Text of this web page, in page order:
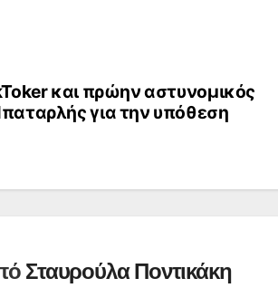
και πρώην αστυνομικός
για την υπόθεση
Σταυρούλα Ποντικάκη